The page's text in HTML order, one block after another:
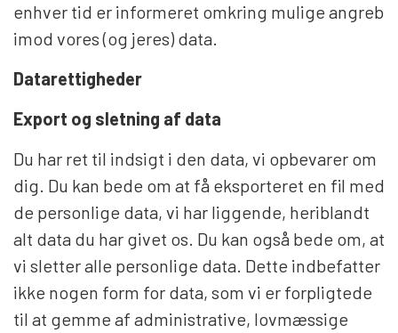
enhver tid er informeret omkring mulige angreb
imod vores (og jeres) data.
Datarettigheder
Export og sletning af data
Du har ret til indsigt i den data, vi opbevarer om
dig. Du kan bede om at få eksporteret en fil med
de personlige data, vi har liggende, heriblandt
alt data du har givet os. Du kan også bede om, at
vi sletter alle personlige data. Dette indbefatter
ikke nogen form for data, som vi er forpligtede
til at gemme af administrative, lovmæssige